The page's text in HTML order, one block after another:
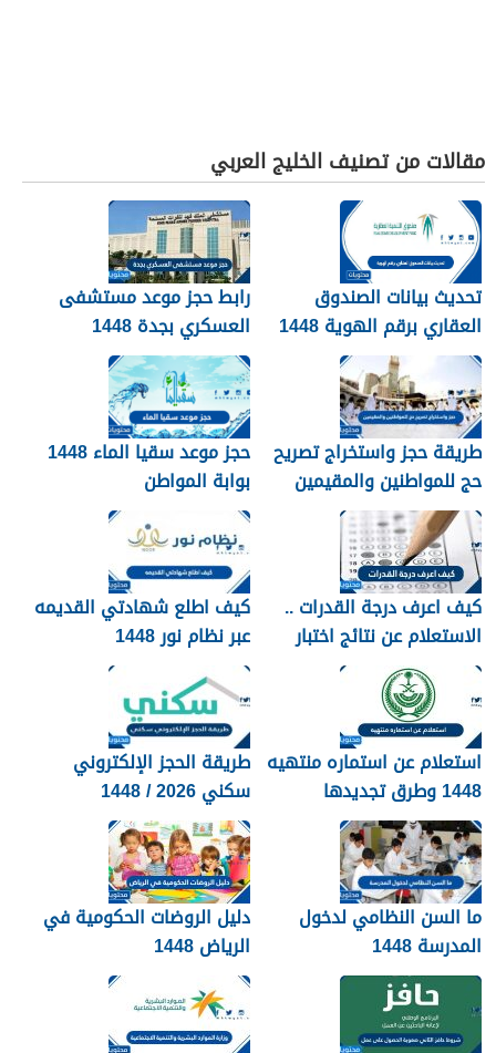
مقالات من تصنيف الخليج العربي
تحديث بيانات الصندوق
العقاري برقم الهوية 1448
الرابط والخطوات
رابط حجز موعد مستشفى
العسكري بجدة 1448
طريقة حجز واستخراج تصريح
حج للمواطنين والمقيمين
1448
حجز موعد سقيا الماء 1448
بوابة المواطن
كيف اعرف درجة القدرات ..
الاستعلام عن نتائج اختبار
القدرات 1448
كيف اطلع شهادتي القديمه
عبر نظام نور 1448
استعلام عن استماره منتهيه
1448 وطرق تجديدها
طريقة الحجز الإلكتروني
سكني 2026 / 1448
بالتفصيل
ما السن النظامي لدخول
المدرسة 1448
دليل الروضات الحكومية في
الرياض 1448